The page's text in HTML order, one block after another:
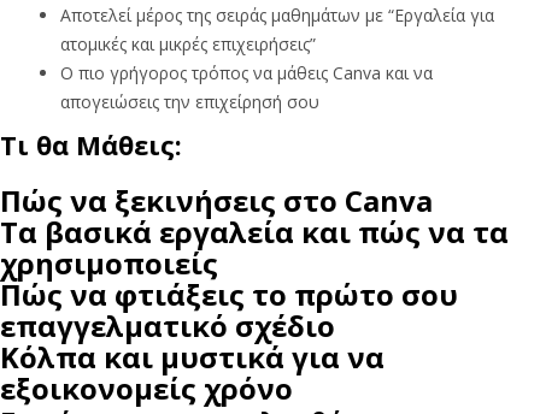
Αποτελεί μέρος της σειράς μαθημάτων με “Εργαλεία για
ατομικές και μικρές επιχειρήσεις”
Ο πιο γρήγορος τρόπος να μάθεις Canva και να
απογειώσεις την επιχείρησή σου
Τι θα Μάθεις:
Πώς να ξεκινήσεις στο Canva
Τα βασικά εργαλεία και πώς να τα
χρησιμοποιείς
Πώς να φτιάξεις το πρώτο σου
επαγγελματικό σχέδιο
Κόλπα και μυστικά για να
εξοικονομείς χρόνο